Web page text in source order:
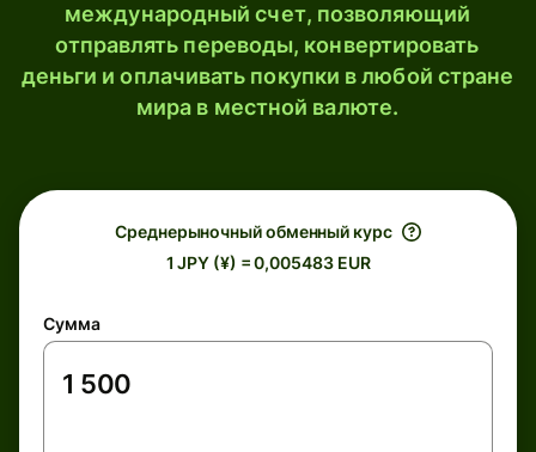
международный счет, позволяющий
отправлять переводы, конвертировать
деньги и оплачивать покупки в любой стране
мира в местной валюте.
Среднерыночный обменный курс
1 JPY (¥) = 0,005483 EUR
Сумма